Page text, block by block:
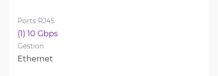
Ports RJ45
(1) 10 Gbps
Gestion
Ethernet